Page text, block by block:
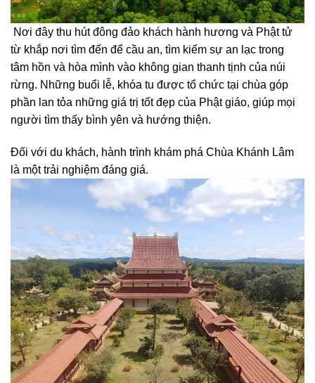
Nơi đây thu hút đông đảo khách hành hương và Phật tử
từ khắp nơi tìm đến để cầu an, tìm kiếm sự an lạc trong
tâm hồn và hòa mình vào không gian thanh tịnh của núi
rừng. Những buổi lễ, khóa tu được tổ chức tại chùa góp
phần lan tỏa những giá trị tốt đẹp của Phật giáo, giúp mọi
người tìm thấy bình yên và hướng thiện.
Đối với du khách, hành trình khám phá Chùa Khánh Lâm
là một trải nghiệm đáng giá.